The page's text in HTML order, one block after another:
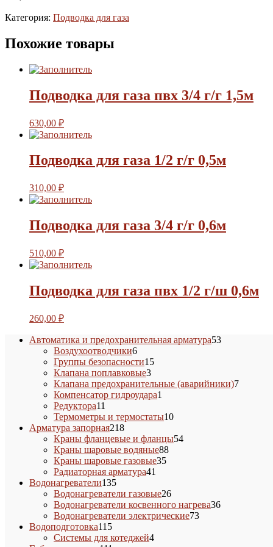
Категория: Подводка для газа
Похожие товары
Подводка для газа пвх 3/4 г/г 1,5м
630,00 ₽
Подводка для газа 1/2 г/г 0,5м
310,00 ₽
Подводка для газа 3/4 г/г 0,6м
510,00 ₽
Подводка для газа пвх 1/2 г/ш 0,6м
260,00 ₽
Автоматика и предохранительная арматура5353
Воздухоотводчики66
товаров
Группы безопасности1515
Клапана поплавковые33
товара
Клапана предохранительные (аварийники)77
Компенсатор гидроудара1
Редуктора11
товаров
Термометры и термостаты1010
Арматура запорная218218
товаров
Краны фланцевые и фланцы5454
Краны шаровые водяные8888
Краны шаровые газовые3535
Радиаторная арматура41
Водонагреватели135135
товаров
Водонагреватели газовые2626
товаров
Водонагреватели косвенного нагрева3636
Водонагреватели электрические7373
Водоподготовка115115
товаров
Системы для котеджей44